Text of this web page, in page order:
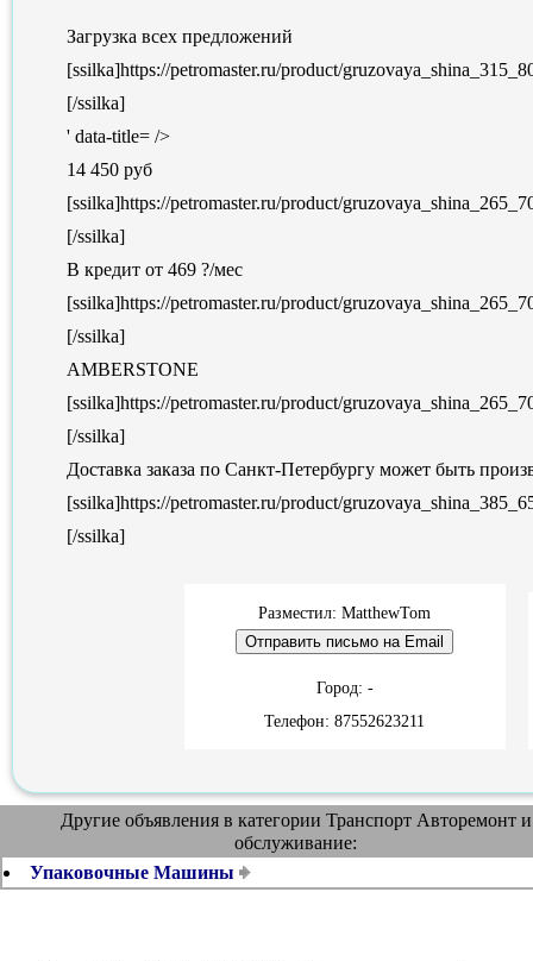
Загрузка всех предложений
[ssilka]https://petromaster.ru/product/
[/ssilka]
' data-title= />
14 450 руб
[ssilka]https://petromaster.ru/product/
[/ssilka]
В кредит от 469 ?/мес
[ssilka]https://petromaster.ru/product/
[/ssilka]
AMBERSTONE
[ssilka]https://petromaster.ru/product/
[/ssilka]
Доставка заказа по Санкт-Петербургу может быть
[ssilka]https://petromaster.ru/product/
[/ssilka]
Разместил: MatthewTom
Город: -
Телефон: 87552623211
Другие объявления в категории Транспорт Авторемонт и
обслуживание:
Упаковочные Машины